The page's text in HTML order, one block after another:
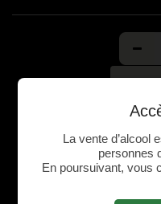
La vente d’alcool
personnes
En poursuivant, vous